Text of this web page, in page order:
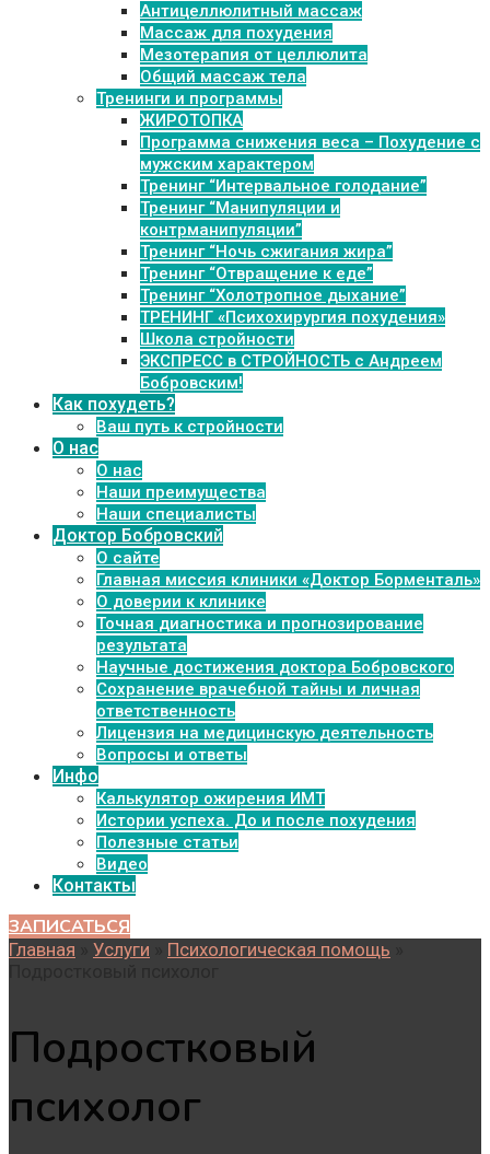
Антицеллюлитный массаж
Массаж для похудения
Мезотерапия от целлюлита
Общий массаж тела
Тренинги и программы
ЖИРОТОПКА
Программа снижения веса – Похудение с
мужским характером
Тренинг “Интервальное голодание”
Тренинг “Манипуляции и
контрманипуляции”
Тренинг “Ночь сжигания жира”
Тренинг “Отвращение к еде”
Тренинг “Холотропное дыхание”
ТРЕНИНГ «Психохирургия похудения»
Школа стройности
ЭКСПРЕСС в СТРОЙНОСТЬ с Андреем
Бобровским!
Как похудеть?
Ваш путь к стройности
О нас
О нас
Наши преимущества
Наши специалисты
Доктор Бобровский
О сайте
Главная миссия клиники «Доктор Борменталь»
О доверии к клинике
Точная диагностика и прогнозирование
результата
Научные достижения доктора Бобровского
Сохранение врачебной тайны и личная
ответственность
Лицензия на медицинскую деятельность
Вопросы и ответы
Инфо
Калькулятор ожирения ИМТ
Истории успеха. До и после похудения
Полезные статьи
Видео
Контакты
ЗАПИСАТЬСЯ
Главная Услуги Психологическая помощь
Подростковый
психолог